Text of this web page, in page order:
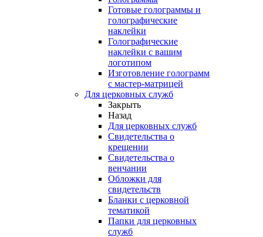
Готовые голограммы и
голографические
наклейки
Голографические
наклейки с вашим
логотипом
Изготовление голограмм
с мастер-матрицей
Для церковных служб
Закрыть
Назад
Для церковных служб
Свидетельства о
крещении
Свидетельства о
венчании
Обложки для
свидетельств
Бланки с церковной
тематикой
Папки для церковных
служб